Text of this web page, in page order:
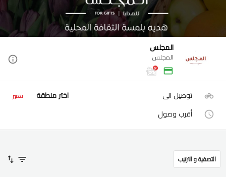
المجلس
المجلس
توصيل الى اختر منطقة تغيير
أقرب وصول
التصفية و الترتيب